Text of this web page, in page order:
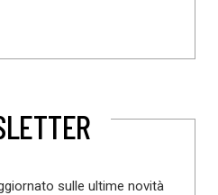
sulle ultime novità